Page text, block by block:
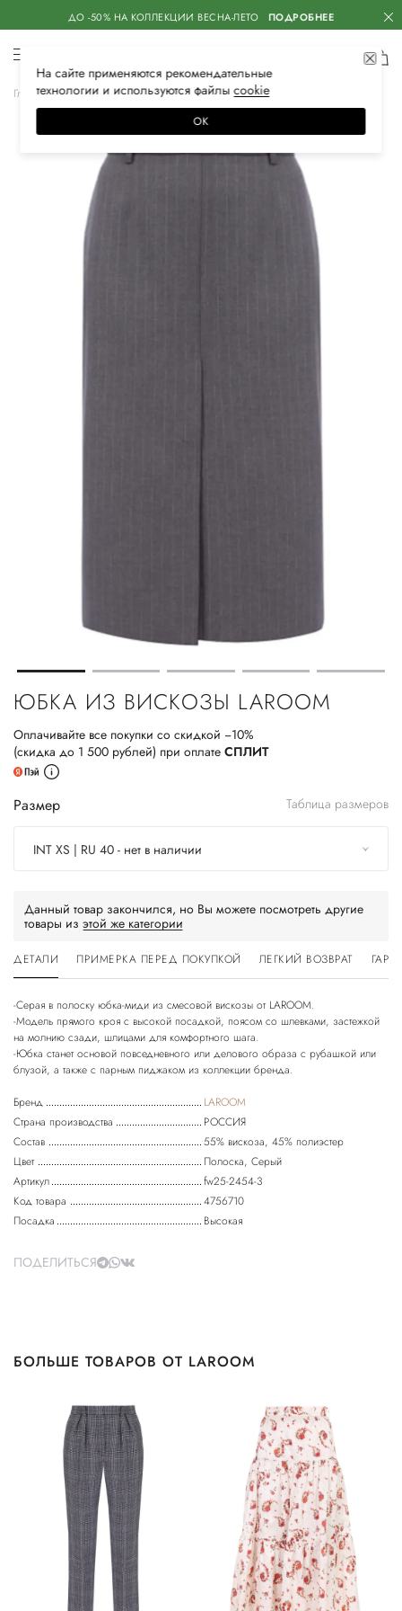
ДО -50% НА КОЛЛЕКЦИИ ВЕСНА-ЛЕТО ПОДРОБНЕЕ
Главная Женская Одежда Юбки Миди
ЮБКА ИЗ ВИСКОЗЫ LAROOM
Оплачивайте все покупки со скидкой −10%
(скидка до 1 500 рублей) при оплате СПЛИТ
Размер Таблица размеров
INT XS | RU 40 - нет в наличии
Данный товар закончился, но Вы можете посмотреть другие
товары из этой же категории
ДЕТАЛИ ПРИМЕРКА ПЕРЕД ПОКУПКОЙ ЛЕГКИЙ ВОЗВРАТ
-Серая в полоску юбка-миди из смесовой вискозы от LAROOM.
-Модель прямого кроя с высокой посадкой, поясом со шлевками, застежкой
на молнию сзади, шлицами для комфортного шага.
-Юбка станет основой повседневного или делового образа с рубашкой или
Бренд
LAROOM
Страна производства
РОССИЯ
Состав
55% вискоза, 45% полиэстер
Цвет
Полоска, Серый
Артикул
fw25-2454-3
Код товара
4756710
Посадка
Высокая
ПОДЕЛИТЬСЯ
БОЛЬШЕ ТОВАРОВ ОТ LAROOM
На сайте применяются рекомендательные
технологии и используются файлысооkiе
ОК